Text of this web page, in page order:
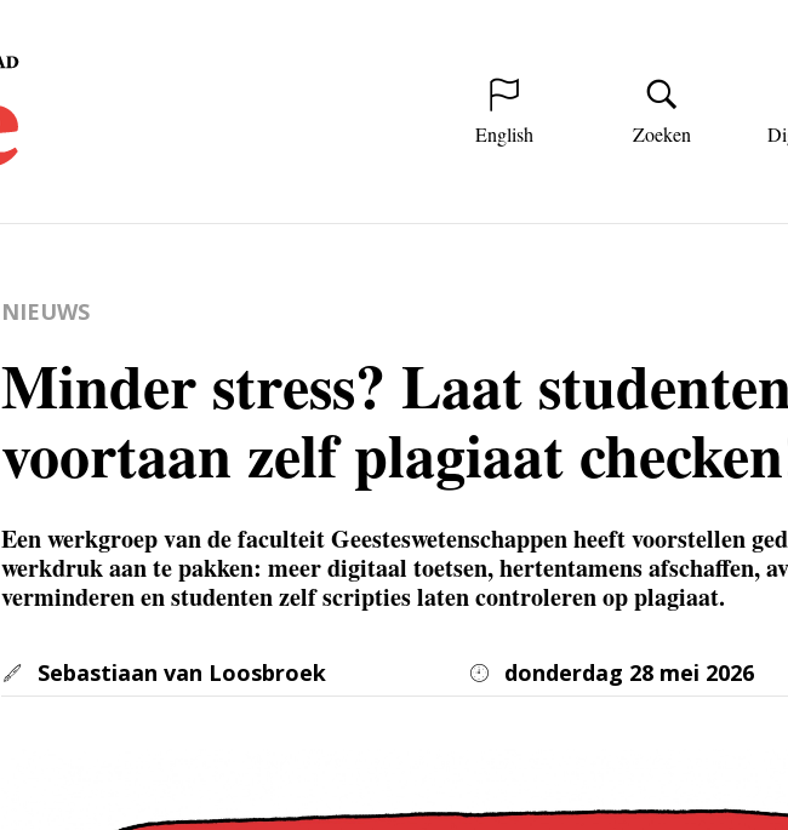
English Zoeken
NIEUWS
Minder stress? Laat
voortaan zelf plagiaat
Een werkgroep van de faculteit Geesteswetenschappen heeft voorstellen
werkdruk aan te pakken: meer digitaal toetsen, hertentamens afschaffen,
verminderen en studenten zelf scripties laten controleren op plagiaat.
Sebastiaan van Loosbroek donderdag 28 mei 2026